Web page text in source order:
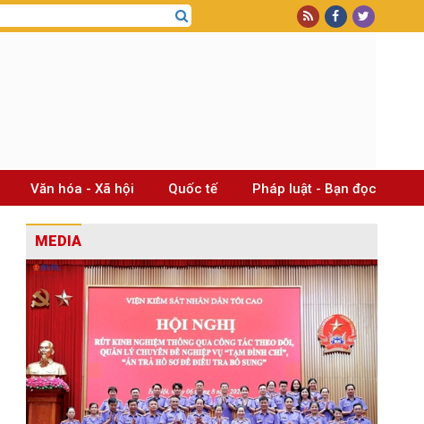
Văn hóa - Xã hội Quốc tế Pháp luật - Bạn đọc
MEDIA